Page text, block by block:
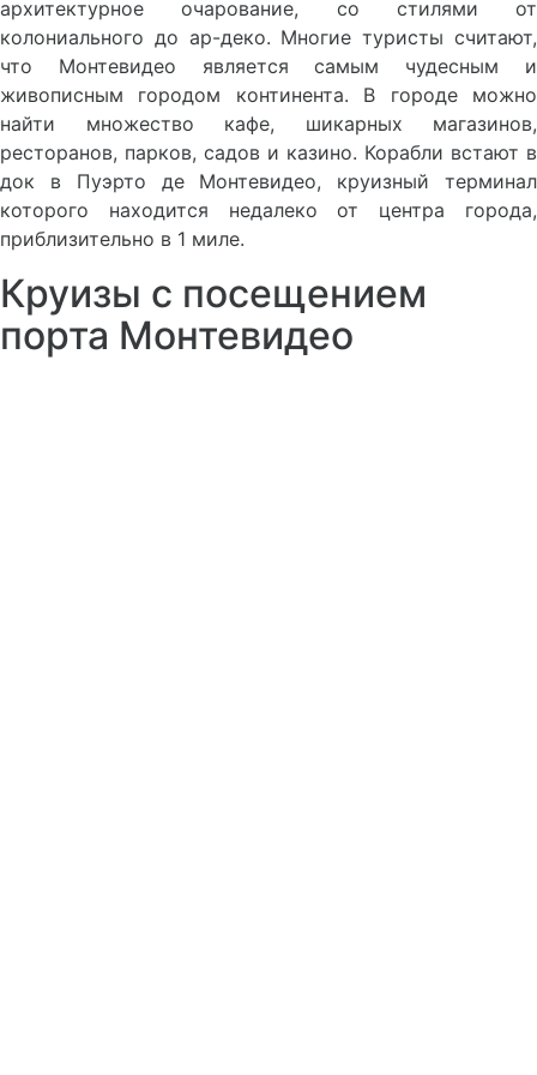
архитектурное очарование, со стилями от
колониального до ар-деко. Многие туристы считают,
что Монтевидео является самым чудесным и
живописным городом континента. В городе можно
найти множество кафе, шикарных магазинов,
ресторанов, парков, садов и казино. Корабли встают в
док в Пуэрто де Монтевидео, круизный терминал
которого находится недалеко от центра города,
приблизительно в 1 миле.
Круизы с посещением
порта Монтевидео